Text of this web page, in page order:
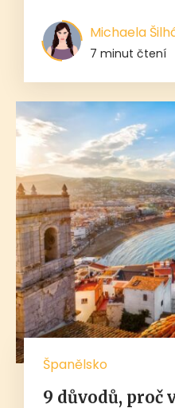
Michaela
7 minut čtení
Španělsko
9 důvodů, proč